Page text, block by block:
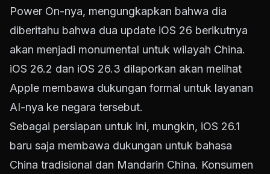
Power On-nya, mengungkapkan bahwa dia
diberitahu bahwa dua update iOS 26 berikutnya
akan menjadi monumental untuk wilayah China.
iOS 26.2 dan iOS 26.3 dilaporkan akan melihat
Apple membawa dukungan formal untuk layanan
AI-nya ke negara tersebut.
Sebagai persiapan untuk ini, mungkin, iOS 26.1
baru saja membawa dukungan untuk bahasa
China tradisional dan Mandarin China. Konsumen